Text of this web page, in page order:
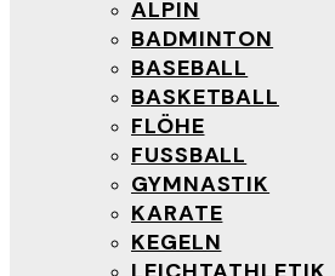
ALPIN
BADMINTON
BASEBALL
BASKETBALL
FLÖHE
FUSSBALL
GYMNASTIK
KARATE
KEGELN